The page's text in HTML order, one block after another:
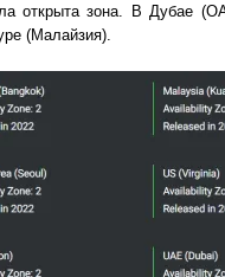
открыта зона. В Дубае
(Малайзия).